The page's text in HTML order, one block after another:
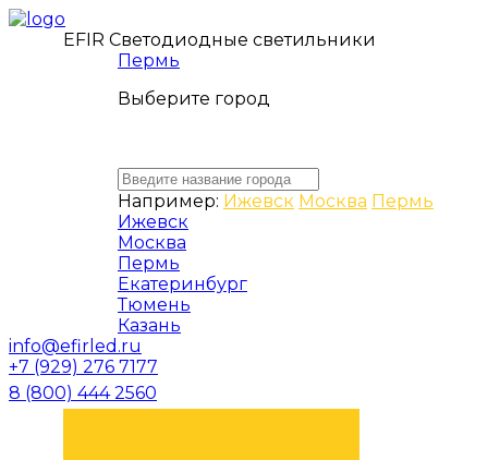
EFIR Светодиодные светильники
Пермь
Выберите город
Например: Ижевск Москва Пермь
Ижевск
Москва
Пермь
Екатеринбург
Тюмень
Казань
info@efirled.ru
+7 (929) 276 7177
8 (800) 444 2560